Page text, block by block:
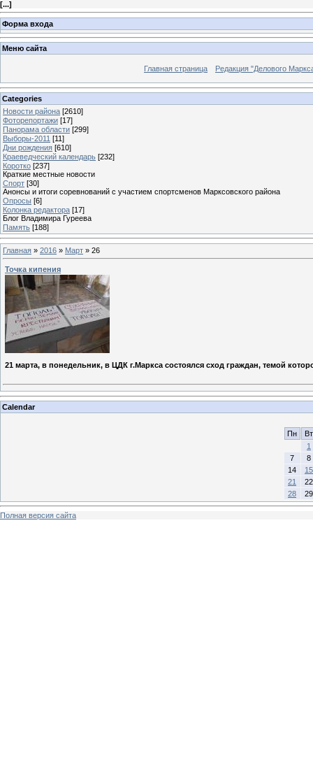
[...]
Форма входа
Меню сайта
Главная страница Редакция "Делового
Categories
Новости района [2610]
Фоторепортажи [17]
Панорама области [299]
Выборы-2011 [11]
Дни рождения [610]
Краеведческий календарь [232]
Коротко [237]
Краткие местные новости
Спорт [30]
Анонсы и итоги соревнований с участием спортсменов Марксовского района
Опросы [6]
Колонка редактора [17]
Блог Владимира Гуреева
Память [188]
Главная » 2016 » Март » 26
Точка кипения
21 марта, в понедельник, в ЦДК г.Маркса состоялся сход граждан, темой
Calendar
Пн
Вт
1
7
8
14
15
21
22
28
29
Полная версия сайта